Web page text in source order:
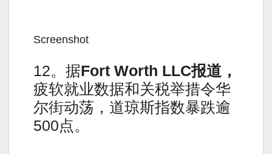
Screenshot
12。据Fort Worth LLC报道，
疲软就业数据和关税举措令华
尔街动荡，道琼斯指数暴跌逾
500点。